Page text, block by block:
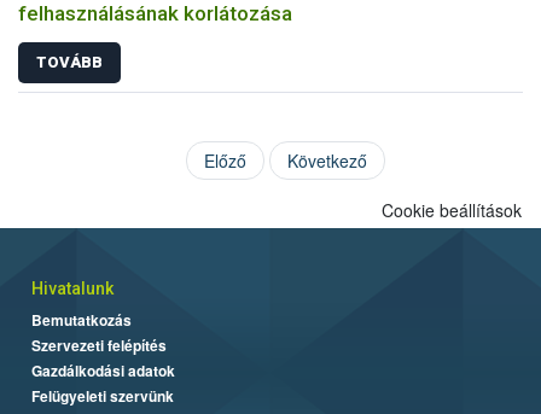
felhasználásának korlátozása
TOVÁBB
Előző Következő
Cookie beállítások
Hivatalunk
Bemutatkozás
Szervezeti felépítés
Gazdálkodási adatok
Felügyeleti szervünk